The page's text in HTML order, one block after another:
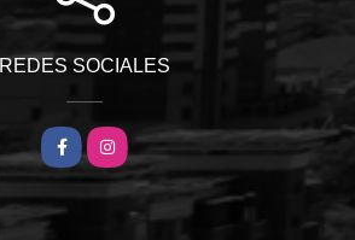
REDES SOCIALES
FacebookInstagram